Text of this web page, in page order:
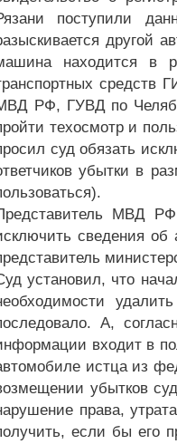
поступили
другой
находится в
средств
РФ, ГУВД по
техосмотр и
суд обязать
убытки в
МВД
сведения
установил, что
А,
входит в
истца из
убытков
права,
если бы его